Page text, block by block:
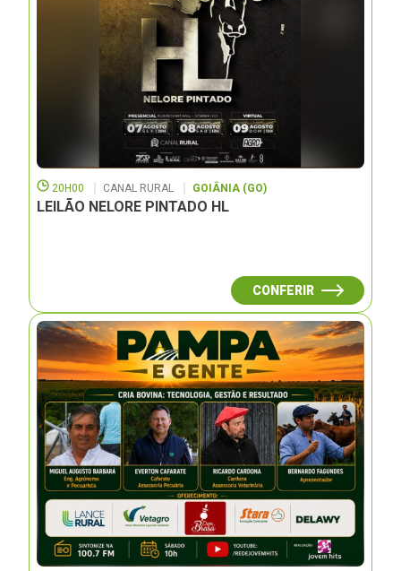
20H00 CANAL RURAL GOIÂNIA (GO)
LEILÃO NELORE PINTADO HL
CONFERIR